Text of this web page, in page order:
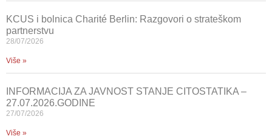
KCUS i bolnica Charité Berlin: Razgovori o strateškom
partnerstvu
28/07/2026
Više »
INFORMACIJA ZA JAVNOST STANJE CITOSTATIKA –
27.07.2026.GODINE
27/07/2026
Više »